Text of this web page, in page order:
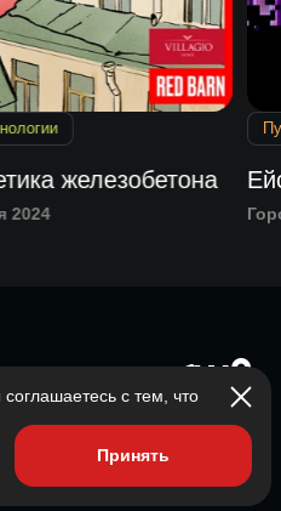
железобетона
2024
с тем, что
Принять